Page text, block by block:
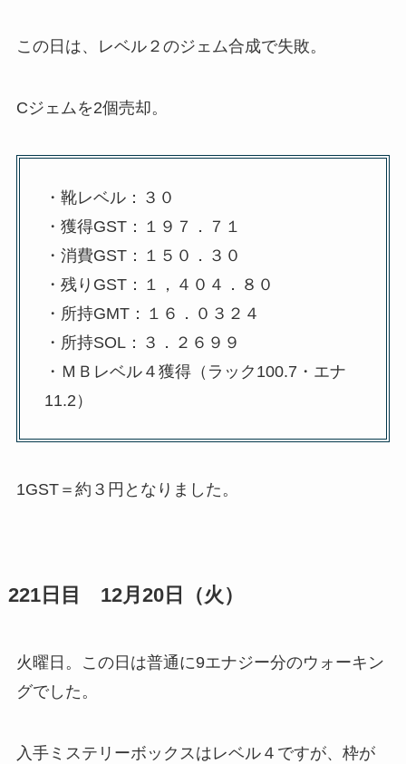
この日は、レベル２のジェム合成で失敗。
Cジェムを2個売却。
・靴レベル：３０
・獲得GST：１９７．７１
・消費GST：１５０．３０
・残りGST：１，４０４．８０
・所持GMT：１６．０３２４
・所持SOL：３．２６９９
・ＭＢレベル４獲得（ラック100.7・エナ
11.2）
1GST＝約３円となりました。
221日目 12月20日（火）
火曜日。この日は普通に9エナジー分のウォーキン
グでした。
入手ミステリーボックスはレベル４ですが、枠が